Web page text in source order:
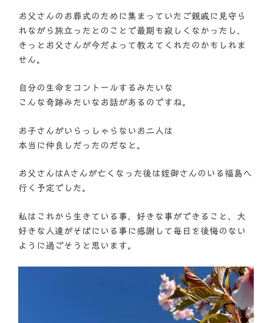
お父さんのお葬式のために集まっていたご親戚に見守ら
れながら旅立ったとのことで最期も寂しくなかったし、
きっとお父さんが今だよって教えてくれたのかもしれま
せん。
自分の生命をコントールするみたいな
こんな奇跡みたいなお話があるのですね。
お子さんがいらっしゃらないお二人は
本当に仲良しだったのだなと。
お父さんはAさんが亡くなった後は姪御さんのいる福島へ
行く予定でした。
私はこれから生きている事、好きな事ができること、大
好きな人達がそばにいる事に感謝して毎日を後悔のない
ように過ごそうと思います。